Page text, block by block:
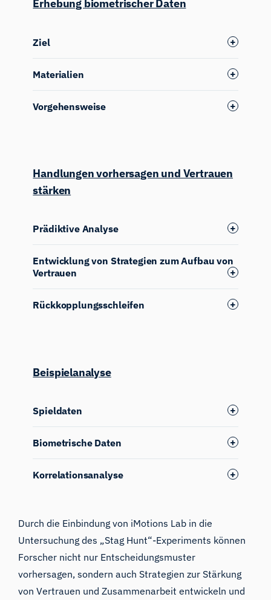
Erhebung biometrischer Daten
Ziel
Materialien
Vorgehensweise
Handlungen vorhersagen und Vertrauen
stärken
Prädiktive Analyse
Entwicklung von Strategien zum Aufbau von
Vertrauen
Rückkopplungsschleifen
Beispielanalyse
Spieldaten
Biometrische Daten
Korrelationsanalyse
Durch die Einbindung von iMotions Lab in die
Untersuchung des „Stag Hunt“-Experiments können
Forscher nicht nur Entscheidungsmuster
vorhersagen, sondern auch Strategien zur Stärkung
von Vertrauen und Zusammenarbeit entwickeln und